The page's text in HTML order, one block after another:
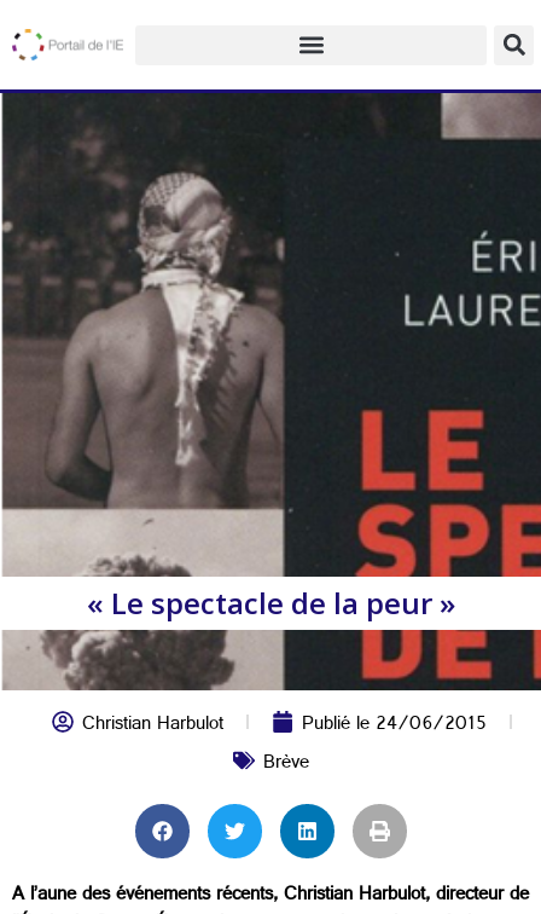
« Le spectacle de la peur »
Christian Harbulot Publié le24/06/2015
Brève
A l’aune des événements récents, Christian Harbulot, directeur de